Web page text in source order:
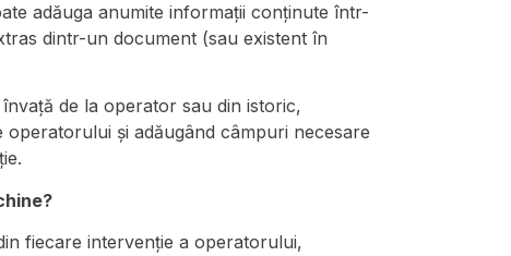
adăuga anumite informații conținute într-
dintr-un document (sau existent în
de la operator sau din istoric,
și adăugând câmpuri necesare
fiecare intervenție a operatorului,